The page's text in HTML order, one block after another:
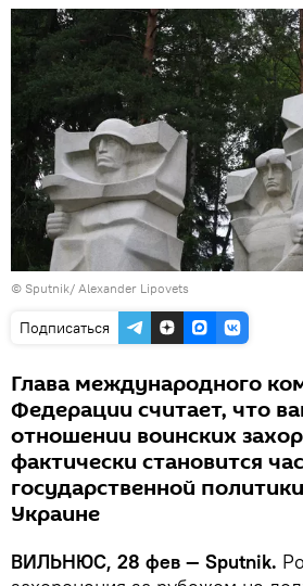
© Sputnik/ Alexander Lipovets
Подписаться
Глава международного
Федерации считает, что
отношении воинских
фактически становится
государственной
Украине
ВИЛЬНЮС, 28 фев — Sputnik.